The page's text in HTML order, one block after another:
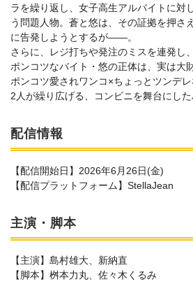
ラを繰り返し、女子高生アルバイトに対
う問題人物。蒼と悠は、その証拠を押さ
に告発しようとするが――。
さらに、レジ打ちや発注のミスを連発し
ポンコツなバイト・悠の正体は、実は
ポンコツ愛されワンコ×ちょっとツンデ
2人が繰り広げる、コンビニを舞台にした
配信情報
【配信開始日】2026年6月26日(金)
【配信プラットフォーム】StellaJean
主演・脚本
【主演】島村雄大、新納直
【脚本】桝本力丸、佐々木くるみ